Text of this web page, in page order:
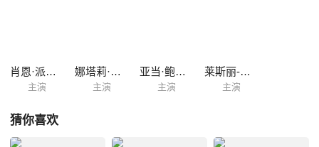
肖恩·派特里克·弗兰纳里
主演
娜塔莉·齐尔
主演
亚当·鲍德温
主演
莱斯丽-安·布莱德
主演
猜你喜欢